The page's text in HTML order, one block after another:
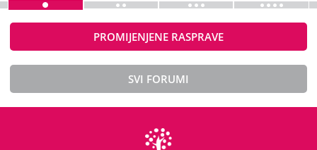
PROMIJENJENE RASPRAVE
SVI FORUMI